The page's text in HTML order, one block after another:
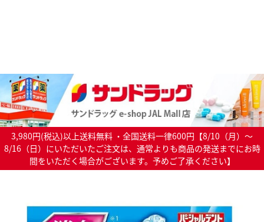
3,980円(税込)以上送料無料 ・全国送料一律600円【8/10（月）～
8/16（日）にいただいたご注文は、通常よりも商品の発送までにお時
間をいただく場合がございます。予めご了承ください】